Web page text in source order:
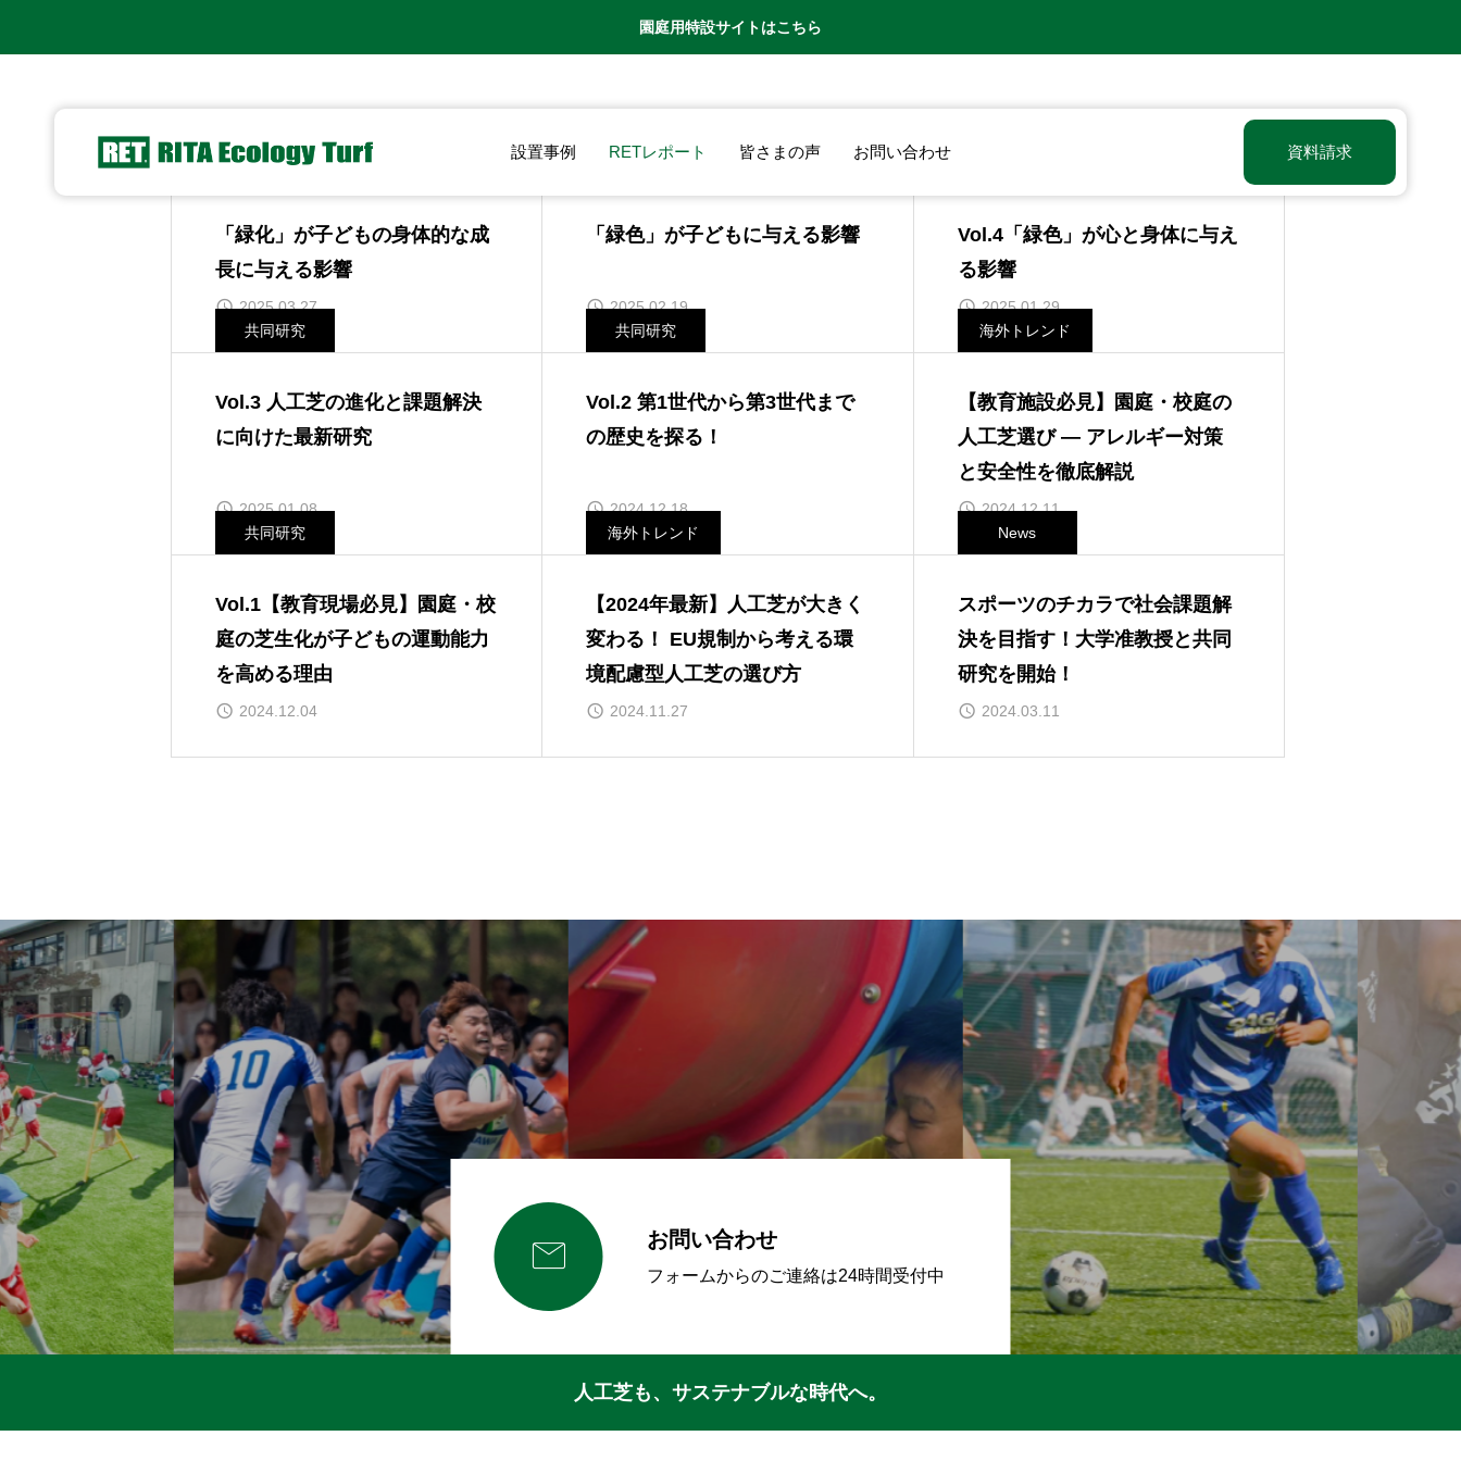
園庭用特設サイトはこちら
設置事例 RETレポート 皆さまの声 お問い合わせ 資料請求
News
「緑化」が子どもの身体的な成
長に与える影響
2025.03.27
RETレポート
「緑色」が子どもに与える影響
2025.02.19
Vol.4「緑色」が心と身体に与え
る影響
2025.01.29
共同研究
Vol.3 人工芝の進化と課題解決
に向けた最新研究
2025.01.08
共同研究
Vol.2 第1世代から第3世代まで
の歴史を探る！
2024.12.18
海外トレンド
【教育施設必見】園庭・校庭の
人工芝選び ― アレルギー対策
と安全性を徹底解説
2024.12.11
共同研究
Vol.1【教育現場必見】園庭・校
庭の芝生化が子どもの運動能力
を高める理由
2024.12.04
海外トレンド
【2024年最新】人工芝が大きく
変わる！ EU規制から考える環
境配慮型人工芝の選び方
2024.11.27
News
スポーツのチカラで社会課題解
決を目指す！大学准教授と共同
研究を開始！
2024.03.11
 お問い合わせ
フォームからのご連絡は24時間受付中
人工芝も、サステナブルな時代へ。